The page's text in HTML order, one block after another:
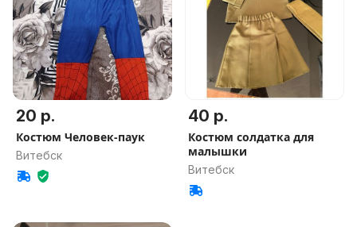
20 р.
Костюм Человек-паук
Витебск
40 р.
Костюм солдатка для
малышки
Витебск